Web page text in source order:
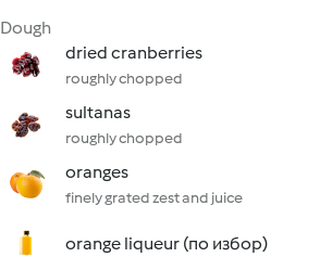
Dough
dried cranberries
roughly chopped
sultanas
roughly chopped
oranges
finely grated zest and juice
orange liqueur (по избор)